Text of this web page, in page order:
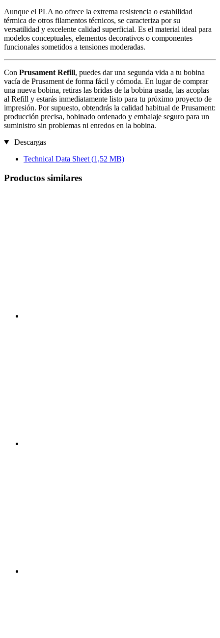
Aunque el PLA no ofrece la extrema resistencia o estabilidad
térmica de otros filamentos técnicos, se caracteriza por su
versatilidad y excelente calidad superficial. Es el material ideal para
modelos conceptuales, elementos decorativos o componentes
funcionales sometidos a tensiones moderadas.
Con Prusament Refill, puedes dar una segunda vida a tu bobina
vacía de Prusament de forma fácil y cómoda. En lugar de comprar
una nueva bobina, retiras las bridas de la bobina usada, las acoplas
al Refill y estarás inmediatamente listo para tu próximo proyecto de
impresión. Por supuesto, obtendrás la calidad habitual de Prusament:
producción precisa, bobinado ordenado y embalaje seguro para un
suministro sin problemas ni enredos en la bobina.
Descargas
Technical Data Sheet (1,52 MB)
Productos similares